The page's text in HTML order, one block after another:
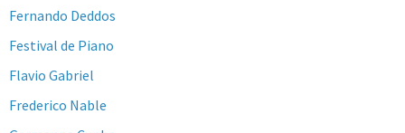
Fernando Deddos
Festival de Piano
Flavio Gabriel
Frederico Nable